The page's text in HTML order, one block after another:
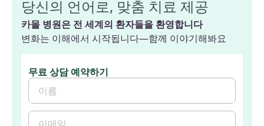
당신의 언어로, 맞춤 치료 제공
카몰 병원은 전 세계의 환자들을 환영합니다
변화는 이해에서 시작됩니다—함께 이야기해봐요
무료 상담 예약하기